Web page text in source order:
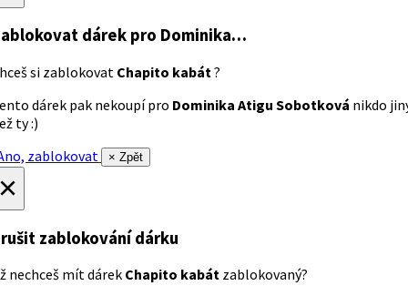
dárek pro Dominika…
si zablokovat Chapito kabát ?
dárek pak nekoupí pro Dominika Atigu Sobotková nikdo
ty :)
zablokovat
× Zpět
zablokování dárku
nechceš mít dárek Chapito kabát zablokovaný?